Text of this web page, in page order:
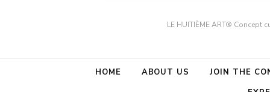
LE HUITIÈME ART® Concept
HOME ABOUT US
JOIN THE